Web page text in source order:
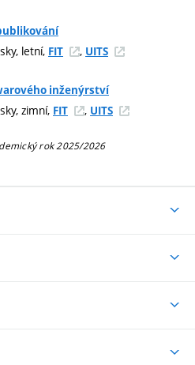
letní, FIT , UITS
inženýrství
zimní, FIT , UITS
rok 2025/2026